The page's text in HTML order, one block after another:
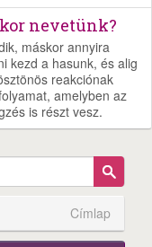
nevetünk?
máskor annyira
kezd a hasunk, és alig
reakciónak
amelyben az
is részt vesz.
Címlap